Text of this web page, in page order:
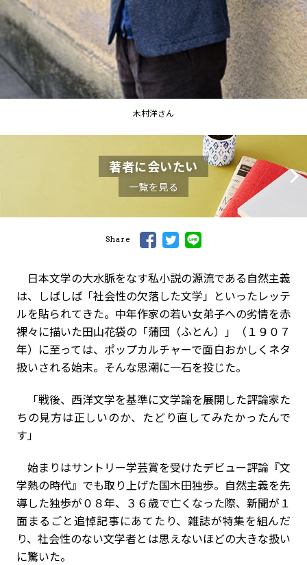
木村洋さん
著者に会いたい
一覧を見る
Share
日本文学の大水脈をなす私小説の源流である自然主義
は、しばしば「社会性の欠落した文学」といったレッテ
ルを貼られてきた。中年作家の若い女弟子への劣情を赤
裸々に描いた田山花袋の「蒲団（ふとん）」（１９０７
年）に至っては、ポップカルチャーで面白おかしくネタ
扱いされる始末。そんな思潮に一石を投じた。
「戦後、西洋文学を基準に文学論を展開した評論家た
ちの見方は正しいのか、たどり直してみたかったんで
す」
始まりはサントリー学芸賞を受けたデビュー評論『文
学熱の時代』でも取り上げた国木田独歩。自然主義を先
導した独歩が０８年、３６歳で亡くなった際、新聞が１
面まるごと追悼記事にあてたり、雑誌が特集を組んだ
り、社会性のない文学者とは思えないほどの大きな扱い
に驚いた。